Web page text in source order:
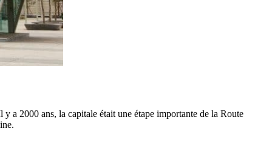
a 2000 ans, la capitale était une étape importante de la Route